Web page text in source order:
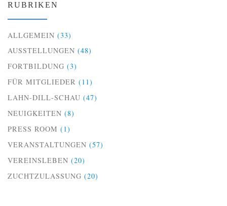
RUBRIKEN
ALLGEMEIN (33)
AUSSTELLUNGEN (48)
FORTBILDUNG (3)
FÜR MITGLIEDER (11)
LAHN-DILL-SCHAU (47)
NEUIGKEITEN (8)
PRESS ROOM (1)
VERANSTALTUNGEN (57)
VEREINSLEBEN (20)
ZUCHTZULASSUNG (20)